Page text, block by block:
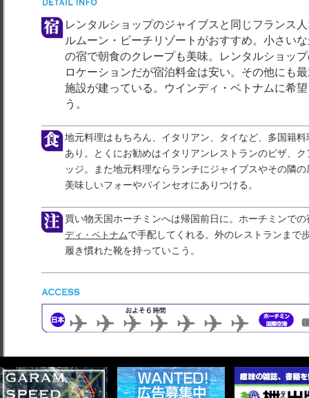
レンタルショップのジャイブスと同じフランス
ルムーン・ビーチリゾートがおすすめ。小さい
の宿で朝食のクレープも美味。レンタルショッ
ロケーションだが宿泊料金は安い。その他にも
施設が建っている。ウインディ・ベトナムに希
う。
地元料理はもちろん、イタリアン、タイなど、多国籍
あり。とくにお勧めはイタリアンレストランのピザ、
ッジ。また地元料理ならランチにジャイブスやその隣
美味しいフォーやパインセオにありつける。
買い物天国ホーチミンへは帰国前日に。ホーチミンでの
ディ・ベトナムで手配してくれる。外のレストランまで
履き慣れた靴を持っていこう。